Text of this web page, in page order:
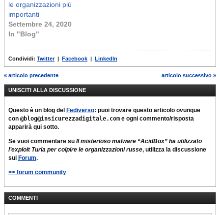
le organizzazioni più
importanti
Settembre 24, 2020
In "Blog"
Condividi: Twitter| Facebook LinkedIn
« articolo precedente articolo successivo »
UNISCITI ALLA DISCUSSIONE
Questo è un blog del Fediverso: puoi trovare questo articolo ovunque
con @blog@insicurezzadigitale.com e ogni commento/risposta
apparirà qui sotto.
Se vuoi commentare su Il misterioso malware “AcidBox” ha utilizzato
l’exploit Turla per colpire le organizzazioni russe, utilizza la discussione
sul Forum.
>> forum community
COMMENTI